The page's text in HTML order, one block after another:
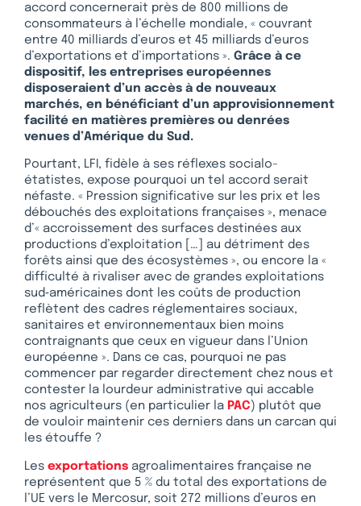
accord concernerait près de 800 millions de
consommateurs à l’échelle mondiale, « couvrant
entre 40 milliards d’euros et 45 milliards d’euros
d’exportations et d’importations ». Grâce à ce
dispositif, les entreprises européennes
disposeraient d’un accès à de nouveaux
marchés, en bénéficiant d’un approvisionnement
facilité en matières premières ou denrées
venues d’Amérique du Sud.
Pourtant, LFI, fidèle à ses réflexes socialo-
étatistes, expose pourquoi un tel accord serait
néfaste. « Pression significative sur les prix et les
débouchés des exploitations françaises », menace
d’« accroissement des surfaces destinées aux
productions d’exploitation […] au détriment des
forêts ainsi que des écosystèmes », ou encore la «
difficulté à rivaliser avec de grandes exploitations
sud‑américaines dont les coûts de production
reflètent des cadres réglementaires sociaux,
sanitaires et environnementaux bien moins
contraignants que ceux en vigueur dans l’Union
européenne ». Dans ce cas, pourquoi ne pas
commencer par regarder directement chez nous et
contester la lourdeur administrative qui accable
nos agriculteurs (en particulier la PAC) plutôt que
de vouloir maintenir ces derniers dans un carcan qui
les étouffe ?
Les exportations agroalimentaires française ne
représentent que 5 % du total des exportations de
l’UE vers le Mercosur, soit 272 millions d’euros en